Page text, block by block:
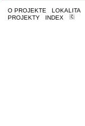
O PROJEKTE LOKALITA
PROJEKTY
INDEX